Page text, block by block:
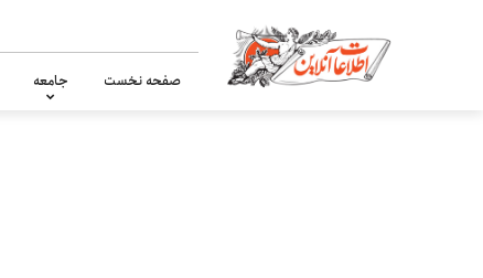
صفحه نخست جامعه